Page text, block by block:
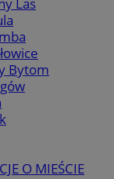
Bytom
O MIEŚCIE